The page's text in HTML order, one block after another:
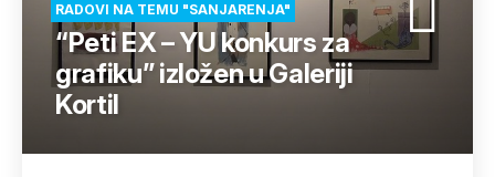
RADOVI NA TEMU "SANJARENJA"
“Peti EX – YU konkurs za
grafiku” izložen u Galeriji
Kortil